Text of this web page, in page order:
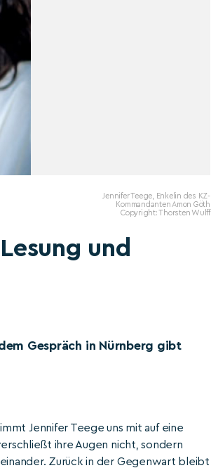
Jennifer Teege, Enkelin des KZ-
Kommandanten Amon Göth
Copyright: Thorsten Wulff
und
Gespräch in Nürnberg gibt
Jennifer Teege uns mit auf eine
ihre Augen nicht, sondern
Zurück in der Gegenwart bleibt